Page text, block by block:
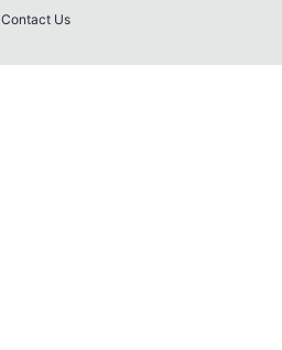
Contact Us